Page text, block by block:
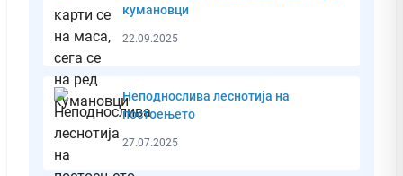
кумановци
22.09.2025
Неподнослива леснотија на
постоењето
27.07.2025